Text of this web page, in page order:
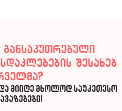
განსაკუთრებული
შესახებ
მიიღე მხოლოდ საუკეთესო